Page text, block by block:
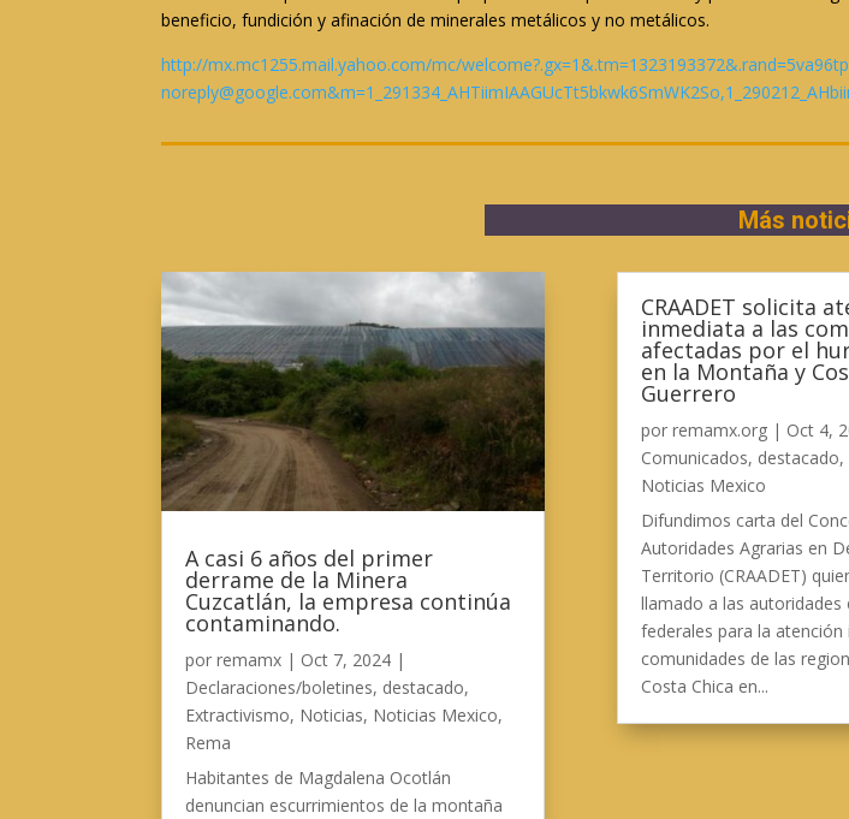
beneficio, fundición y afinación de minerales metálicos y no metálicos.
http://mx.mc1255.mail.yahoo.com/mc/
Más
A casi 6 años del primer
derrame de la Minera
Cuzcatlán, la empresa continúa
contaminando.
porremamx | Oct 7, 2024 |
Declaraciones/boletines, destacado,
Extractivismo, Noticias, Noticias Mexico,
Rema
Habitantes de Magdalena Ocotlán
denuncian escurrimientos de la montaña
CRAADET solicita
inmediata a las
afectadas por el
en la Montaña y
Guerrero
por remamx.org| Oct 4,
Comunicados, destacado,
Noticias Mexico
Difundimos carta del
Autoridades Agrarias en
Territorio (CRAADET)
llamado a las autoridades
federales para la atención
comunidades de las
Costa Chica en...